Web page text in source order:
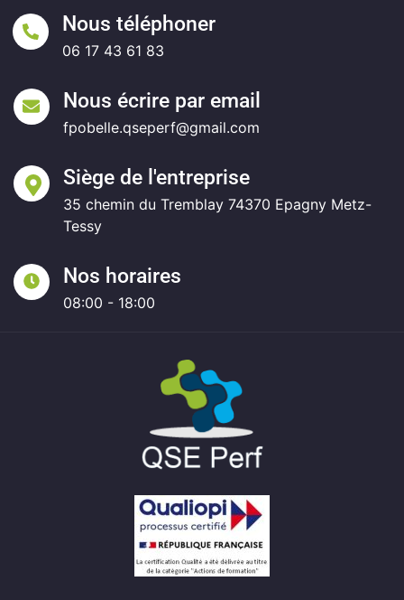
Nous téléphoner
06 17 43 61 83
Nous écrire par email
fpobelle.qseperf@gmail.com
Siège de l'entreprise
35 chemin du Tremblay 74370 Epagny Metz-
Tessy
Nos horaires
08:00 - 18:00